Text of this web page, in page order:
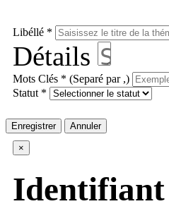
Libéllé *
Détails
Mots Clés * (Separé par ,)
Statut *
Enregistrer Annuler
×
Identifiant